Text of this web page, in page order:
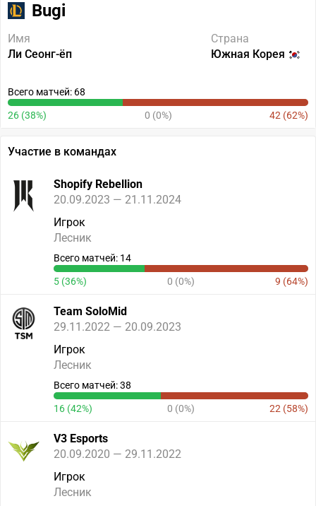
Bugi
Имя
Ли Сеонг-ёп
Страна
Южная Корея
Всего матчей: 68
26 (38%) 0 (0%) 42 (62%)
Участие в командах
Shopify Rebellion
20.09.2023 — 21.11.2024
Игрок
Лесник
Всего матчей: 14
5 (36%) 0 (0%) 9 (64%)
Team SoloMid
29.11.2022 — 20.09.2023
Игрок
Лесник
Всего матчей: 38
16 (42%) 0 (0%) 22 (58%)
V3 Esports
20.09.2020 — 29.11.2022
Игрок
Лесник